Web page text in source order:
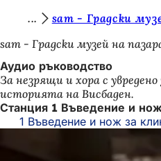
Преминаване към
и
е
с
т
е
т
sam - Градски
sam - Градски музей на
Аудио ръководство
За незрящи и хора с
историята на Висбаден.
Станция 1 Въведение и
1 Въведение и нож за